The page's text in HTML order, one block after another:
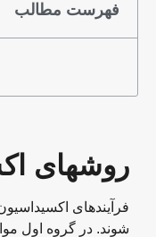
فهرست مطالب
روشهای
فرآیندهای
شوند. در گروه اول